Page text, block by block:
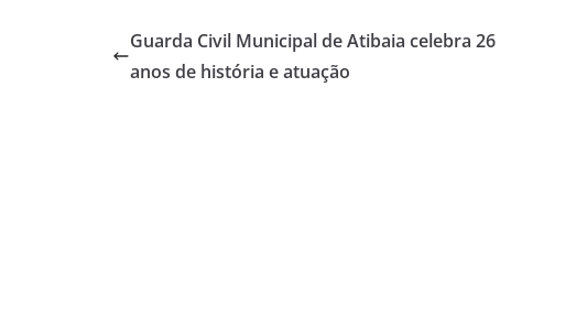
Guarda Civil Municipal de Atibaia celebra 26
anos de história e atuação